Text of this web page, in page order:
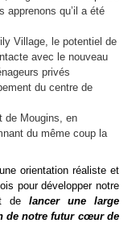
apprenons qu’il a été
Village, le potentiel de
avec le nouveau
privés
du centre de
de Mougins, en
du même coup la
orientation réaliste et
pour développer notre
de
lancer une large
de notre futur cœur de